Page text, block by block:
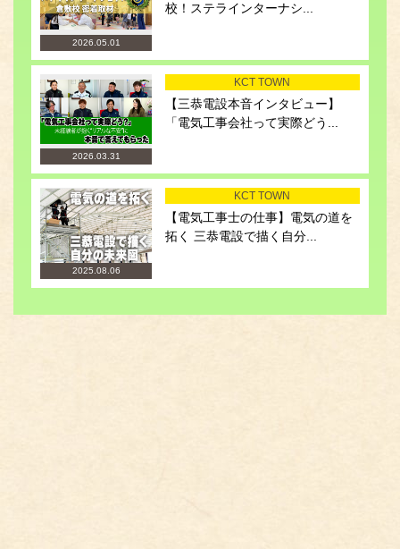
2026.05.01
校！ステラインターナシ...
2026.03.31
KCT TOWN
【三恭電設本音インタビュー】
「電気工事会社って実際どう...
2025.08.06
KCT TOWN
【電気工事士の仕事】電気の道を
拓く 三恭電設で描く自分...